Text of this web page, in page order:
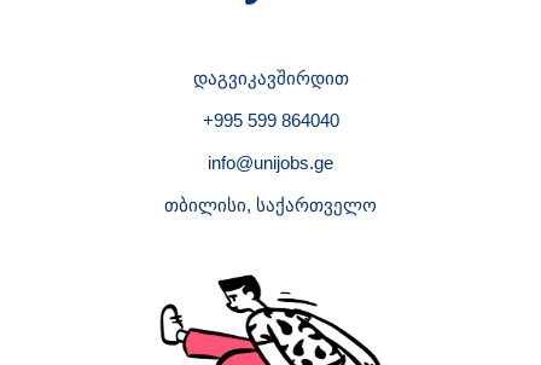
დაგვიკავშირდით
+995 599 864040
info@unijobs.ge
თბილისი, საქართველო